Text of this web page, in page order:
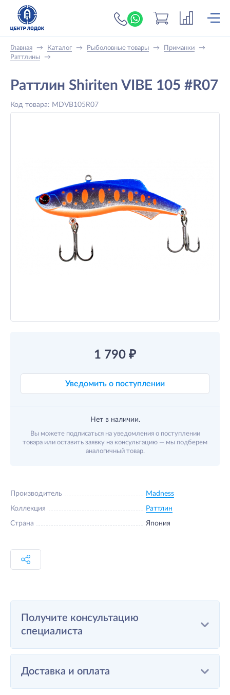
+7 (919) 698-56-
Главная → Каталог → Рыболовные товары → Приманки
→
Раттлины
→
Раттлин Shiriten VIBE 105 #R07
Код товара: MDVB105R07
1 790 ₽
Уведомить о поступлении
Нет в наличии.
Вы можете подписаться на уведомления о поступлении
товара или оставить заявку на консультацию — мы подберем
аналогичный товар.
Производитель Madness
Коллекция Раттлин
Страна Япония
Получите консультацию
специалиста
Доставка и оплата